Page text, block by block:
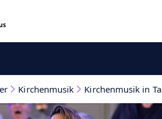
Kirchenmusik Kirchenmusik in